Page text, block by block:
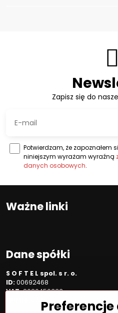
Zapisz się do
Potwierdzam, że zapoznałem
niniejszym wyrażam wyraźną
danych osobowych.
Ważne linki
Dane spółki
S O F T E L spol. s r. o.
ID: 00692468
VAT:2020450333
NUMER VAT:SK202045333
Spółka jest zarejestrowana w OR